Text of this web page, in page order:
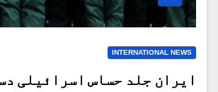
INTERNATIONAL NEWS
ایران جلد حساس اسرائیلی